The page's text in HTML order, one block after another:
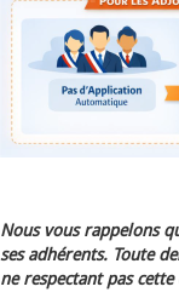
Nous vous rappelons
ses adhérents. Toute
ne respectant pas